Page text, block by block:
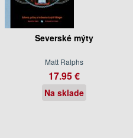
Severské mýty
Matt Ralphs
17.95 €
Na sklade